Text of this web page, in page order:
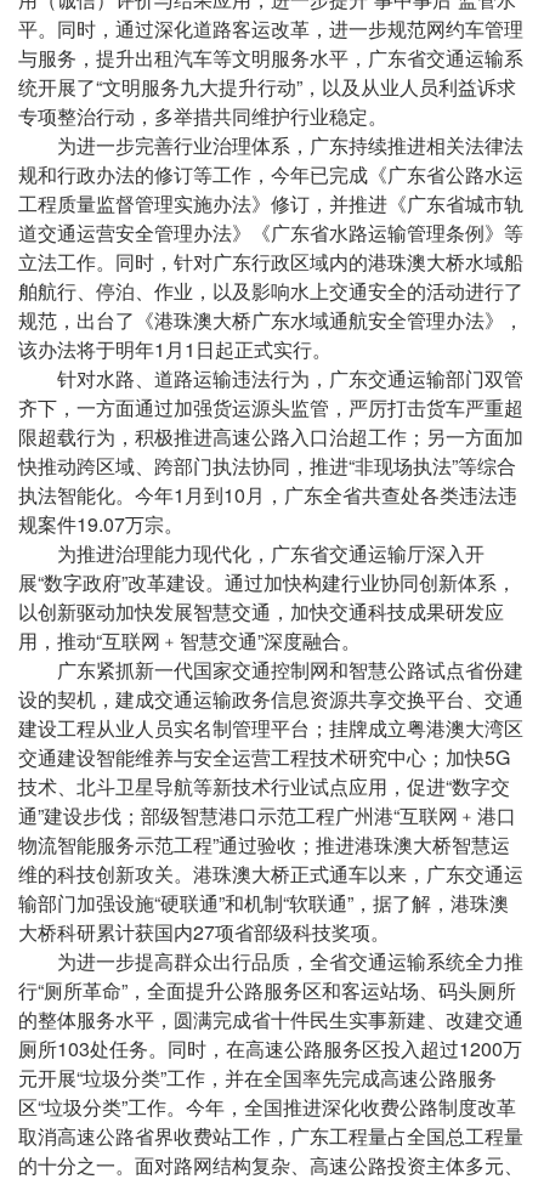
平。同时，通过深化道路客运改革，进一步规范网约车管理
与服务，提升出租汽车等文明服务水平，广东省交通运输系
统开展了“文明服务九大提升行动”，以及从业人员利益诉求
专项整治行动，多举措共同维护行业稳定。
为进一步完善行业治理体系，广东持续推进相关法律法
规和行政办法的修订等工作，今年已完成《广东省公路水运
工程质量监督管理实施办法》修订，并推进《广东省城市轨
道交通运营安全管理办法》《广东省水路运输管理条例》等
立法工作。同时，针对广东行政区域内的港珠澳大桥水域船
舶航行、停泊、作业，以及影响水上交通安全的活动进行了
规范，出台了《港珠澳大桥广东水域通航安全管理办法》，
该办法将于明年1月1日起正式实行。
针对水路、道路运输违法行为，广东交通运输部门双管
齐下，一方面通过加强货运源头监管，严厉打击货车严重超
限超载行为，积极推进高速公路入口治超工作；另一方面加
快推动跨区域、跨部门执法协同，推进“非现场执法”等综合
执法智能化。今年1月到10月，广东全省共查处各类违法违
规案件19.07万宗。
为推进治理能力现代化，广东省交通运输厅深入开
展“数字政府”改革建设。通过加快构建行业协同创新体系，
以创新驱动加快发展智慧交通，加快交通科技成果研发应
用，推动“互联网﹢智慧交通”深度融合。
广东紧抓新一代国家交通控制网和智慧公路试点省份建
设的契机，建成交通运输政务信息资源共享交换平台、交通
建设工程从业人员实名制管理平台；挂牌成立粤港澳大湾区
交通建设智能维养与安全运营工程技术研究中心；加快5G
技术、北斗卫星导航等新技术行业试点应用，促进“数字交
通”建设步伐；部级智慧港口示范工程广州港“互联网﹢港口
物流智能服务示范工程”通过验收；推进港珠澳大桥智慧运
维的科技创新攻关。港珠澳大桥正式通车以来，广东交通运
输部门加强设施“硬联通”和机制“软联通”，据了解，港珠澳
大桥科研累计获国内27项省部级科技奖项。
为进一步提高群众出行品质，全省交通运输系统全力推
行“厕所革命”，全面提升公路服务区和客运站场、码头厕所
的整体服务水平，圆满完成省十件民生实事新建、改建交通
厕所103处任务。同时，在高速公路服务区投入超过1200万
元开展“垃圾分类”工作，并在全国率先完成高速公路服务
区“垃圾分类”工作。今年，全国推进深化收费公路制度改革
取消高速公路省界收费站工作，广东工程量占全国总工程量
的十分之一。面对路网结构复杂、高速公路投资主体多元、